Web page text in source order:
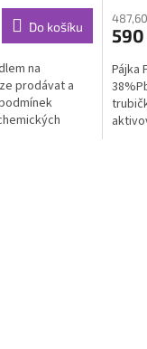
Do košíku
na
prodávat a
590
Pájka